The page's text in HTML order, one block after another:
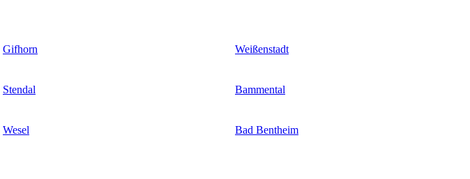
Gifhorn Weißenstadt
Stendal Bammental
Wesel Bad Bentheim